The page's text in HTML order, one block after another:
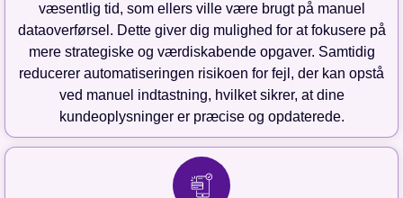
væsentlig tid, som ellers ville være brugt på manuel
dataoverførsel. Dette giver dig mulighed for at fokusere på
mere strategiske og værdiskabende opgaver. Samtidig
reducerer automatiseringen risikoen for fejl, der kan opstå
ved manuel indtastning, hvilket sikrer, at dine
kundeoplysninger er præcise og opdaterede.